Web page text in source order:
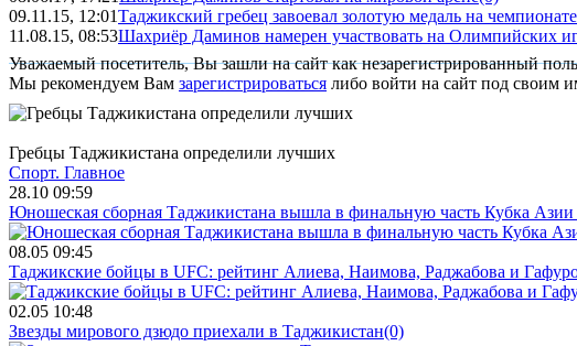
09.11.15, 12:01Таджикский гребец завоевал золотую медаль на
11.08.15, 08:53Шахриёр Даминов намерен участвовать на Олимпийских
Уважаемый посетитель, Вы зашли на сайт как незарегистрированный
Мы рекомендуем Вам зарегистрироваться либо войти на сайт под своим
Гребцы Таджикистана определили лучших
Спорт. Главное
28.10 09:59
Юношеская сборная Таджикистана вышла в финальную часть Кубка Азии
08.05 09:45
Таджикские бойцы в UFC: рейтинг Алиева, Наимова, Раджабова и
02.05 10:48
Звезды мирового дзюдо приехали в Таджикистан(0)